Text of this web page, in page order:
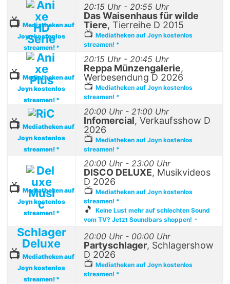
📺 Mediatheken auf
Joyn kostenlos
streamen! *
20:15 Uhr - 20:55 Uhr
Das Waisenhaus für wilde
Tiere, Tierreihe D 2015
📺 Mediatheken auf Joyn kostenlos
streamen! *
📺 Mediatheken auf
Joyn kostenlos
streamen! *
20:15 Uhr - 20:45 Uhr
Reppa Münzengalerie,
Werbesendung D 2026
📺 Mediatheken auf Joyn kostenlos
streamen! *
📺 Mediatheken auf
Joyn kostenlos
streamen! *
20:00 Uhr - 21:00 Uhr
Infomercial, Verkaufsshow D
2026
📺 Mediatheken auf Joyn kostenlos
streamen! *
📺 Mediatheken auf
Joyn kostenlos
streamen! *
20:00 Uhr - 23:00 Uhr
DISCO DELUXE, Musikvideos
D 2026
📺 Mediatheken auf Joyn kostenlos
streamen! *
🎵 Keine Lust mehr auf schlechten Sound
vom TV? Jetzt Soundbars shoppen! *
Schlager
Deluxe
📺 Mediatheken auf
Joyn kostenlos
streamen! *
20:00 Uhr - 00:00 Uhr
Partyschlager, Schlagershow
D 2026
📺 Mediatheken auf Joyn kostenlos
streamen! *